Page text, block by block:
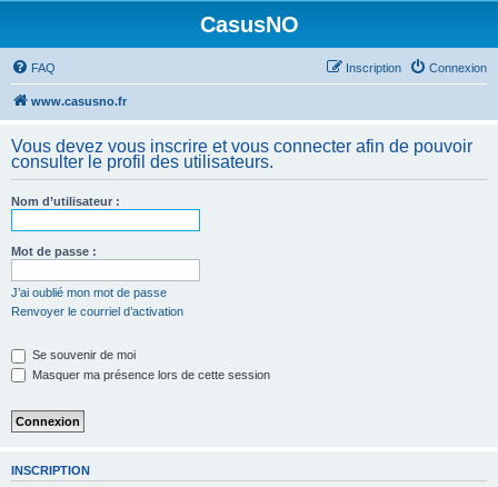
CasusNO
FAQ Connexion
Inscription
www.casusno.fr
Vous devez vous inscrire et vous connecter afin de pouvoir
consulter le profil des utilisateurs.
Nom d’utilisateur :
Mot de passe :
J’ai oublié mon mot de passe
Renvoyer le courriel d’activation
Se souvenir de moi
Masquer ma présence lors de cette session
INSCRIPTION